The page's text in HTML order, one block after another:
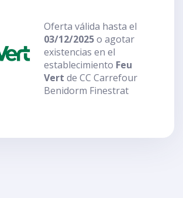
Oferta válida hasta el
03/12/2025o agotar
existencias en el
establecimiento Feu
Vert de CC Carrefour
Benidorm Finestrat